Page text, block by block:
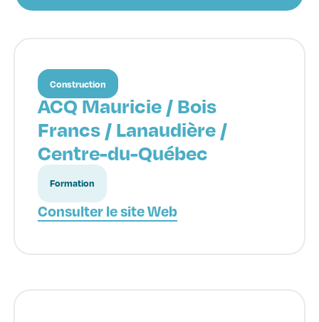
Construction
ACQ Mauricie / Bois
Francs / Lanaudière /
Centre-du-Québec
Formation
Consulter le site Web